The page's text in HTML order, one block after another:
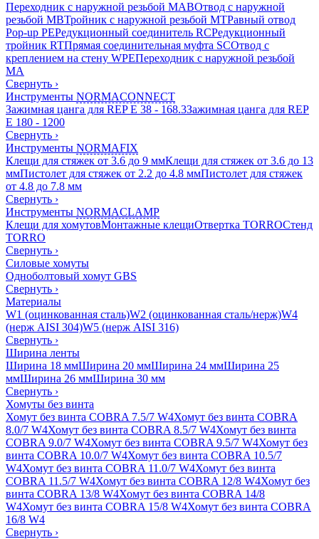
Переходник с наружной резьбой MABОтвод с наружной
резьбой MBТройник с наружной резьбой MTРавный отвод
Pop-up PEРедукционный соединитель RCРедукционный
тройник RTПрямая соединительная муфта SCОтвод с
креплением на стену WPEПереходник с наружной резьбой
MA
Свернуть ›
Инструменты NORMACONNECT
Зажимная цанга для REP E 38 - 168.3Зажимная цанга для REP
E 180 - 1200
Свернуть ›
Инструменты NORMAFIX
Клещи для стяжек от 3.6 до 9 ммКлещи для стяжек от 3.6 до 13
ммПистолет для стяжек от 2.2 до 4.8 ммПистолет для стяжек
от 4.8 до 7.8 мм
Свернуть ›
Инструменты NORMACLAMP
Клещи для хомутовМонтажные клещиОтвертка TORROСтенд
TORRO
Свернуть ›
Силовые хомуты
Одноболтовый хомут GBS
Свернуть ›
Материалы
W1 (оцинкованная сталь)W2 (оцинкованная сталь/нерж)W4
(нерж AISI 304)W5 (нерж AISI 316)
Свернуть ›
Ширина ленты
Ширина 18 ммШирина 20 ммШирина 24 ммШирина 25
ммШирина 26 ммШирина 30 мм
Свернуть ›
Хомуты без винта
Хомут без винта COBRA 7.5/7 W4Хомут без винта COBRA
8.0/7 W4Хомут без винта COBRA 8.5/7 W4Хомут без винта
COBRA 9.0/7 W4Хомут без винта COBRA 9.5/7 W4Хомут без
винта COBRA 10.0/7 W4Хомут без винта COBRA 10.5/7
W4Хомут без винта COBRA 11.0/7 W4Хомут без винта
COBRA 11.5/7 W4Хомут без винта COBRA 12/8 W4Хомут без
винта COBRA 13/8 W4Хомут без винта COBRA 14/8
W4Хомут без винта COBRA 15/8 W4Хомут без винта COBRA
16/8 W4
Свернуть ›